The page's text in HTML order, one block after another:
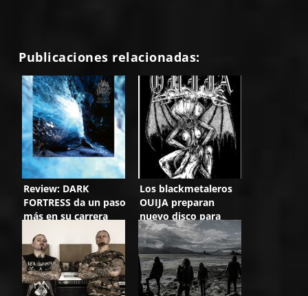
Publicaciones relacionadas:
Review: DARK
FORTRESS da un paso
más en su carrera
con «Spectres from
the Old World»
Los blackmetaleros
OUIJA preparan
nuevo disco para
final de año